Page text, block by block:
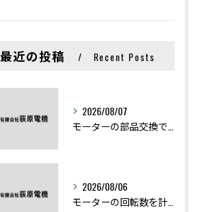
最近の投稿 Recent Posts
2026/08/07
2026/08/06